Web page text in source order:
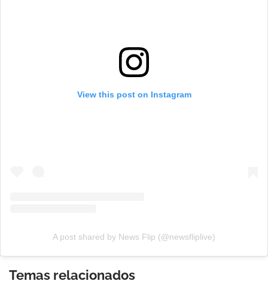
View this post on Instagram
A post shared by News Flip (@newsfliplive)
Temas relacionados